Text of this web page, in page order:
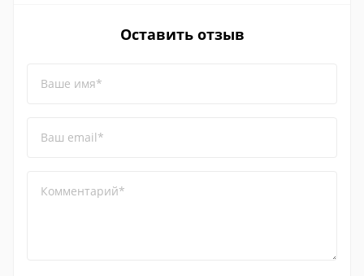
Оставить отзыв
Ваше имя*
Ваш email*
Комментарий*